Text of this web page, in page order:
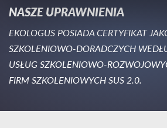
NASZE UPRAWNIENIA
EKOLOGUS POSIADA CERTYFIKAT
SZKOLENIOWO-DORADCZYCH
USŁUG SZKOLENIOWO-
FIRM SZKOLENIOWYCH SUS 2.0.